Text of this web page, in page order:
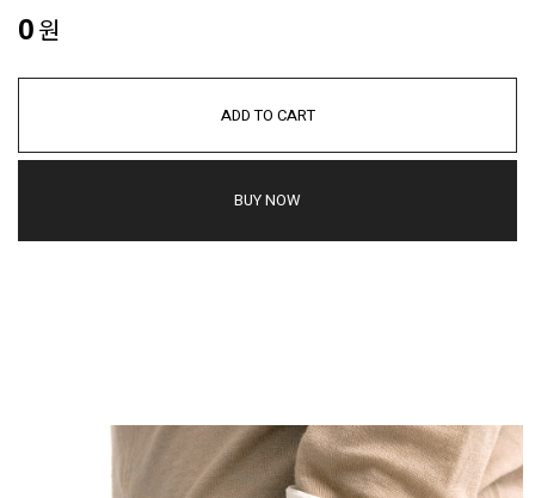
0원
ADD TO CART
BUY NOW